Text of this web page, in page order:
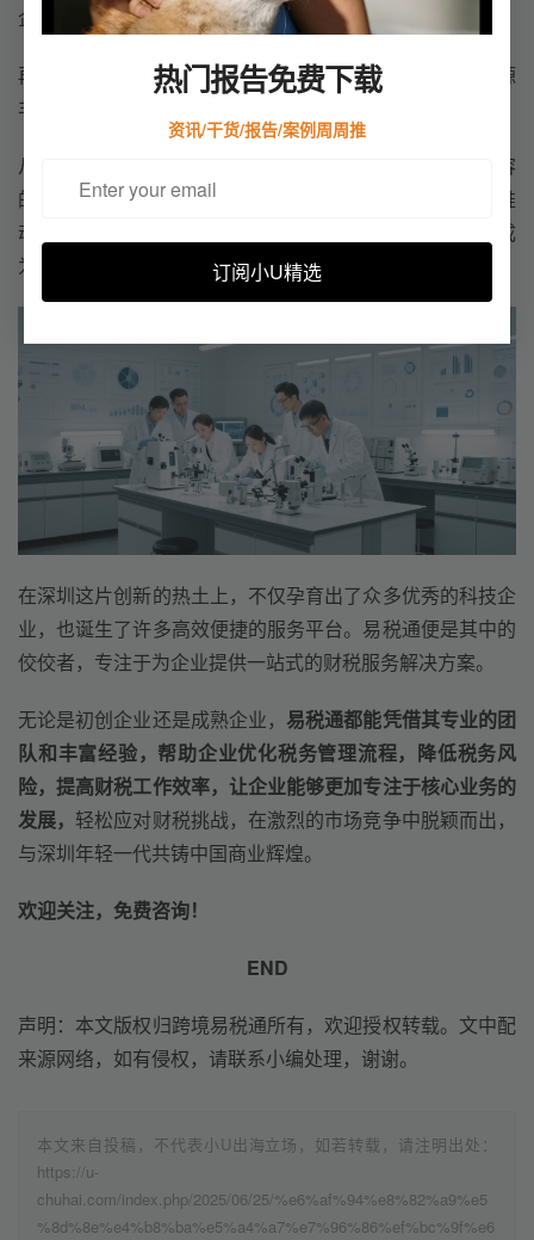
热门报告免费下载
资讯/干货/报告/案例周周推
订阅小U精选
企业家，源源不断地产生创业者与创新者。
再加上背靠粤港澳大湾区，金融、人才、交通、信息等资源
丰富，为科技企业发展提供全方位支撑。
从华强北的辉煌到如今众多创新企业的涌现，深圳凭借包容
的基因、服务型治理模式以及创业者顽强的生命力，不断推
动着自身发展与创新，持续引领着中国智造的前进方向，成
为全球瞩目的科技产业高地。
在深圳这片创新的热土上，不仅孕育出了众多优秀的科技企
业，也诞生了许多高效便捷的服务平台。易税通便是其中的
佼佼者，专注于为企业提供一站式的财税服务解决方案。
无论是初创企业还是成熟企业， 易税通都能凭借其专业的团
队和丰富经验，帮助企业优化税务管理流程，降低税务风
险，提高财税工作效率，让企业能够更加专注于核心业务的
发展， 轻松应对财税挑战，在激烈的市场竞争中脱颖而出，
与深圳年轻一代共铸中国商业辉煌。
欢迎关注，免费咨询！
END
声明：本文版权归跨境易税通所有，欢迎授权转载。文中配
来源网络，如有侵权，请联系小编处理，谢谢。
本文来自投稿，不代表小U出海立场，如若转载，请注明出处：
https://u-
chuhai.com/index.php/2025/06/25/%e6%af%94%e8%82%a9%e5
%8d%8e%e4%b8%ba%e5%a4%a7%e7%96%86%ef%bc%9f%e6